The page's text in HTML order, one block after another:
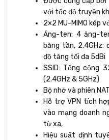
với tốc độ truyền
2×2 MU-MIMO kép
Ăng-ten: 4 ăng-
băng tần, 2.4GHz:
độ tăng tối đa 5dBi
SSID: Tổng cộng
(2.4GHz & 5GHz)
Bộ nhớ và phiên
Hỗ trợ VPN tích
vào mạng doanh
từ xa,
Hiệu suất định